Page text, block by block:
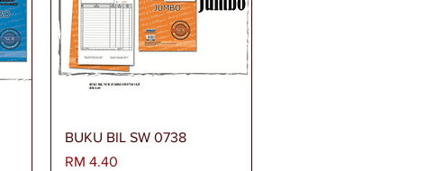
Paparan Segera
BUKU BIL SW 0738
Harga
RM 4.40